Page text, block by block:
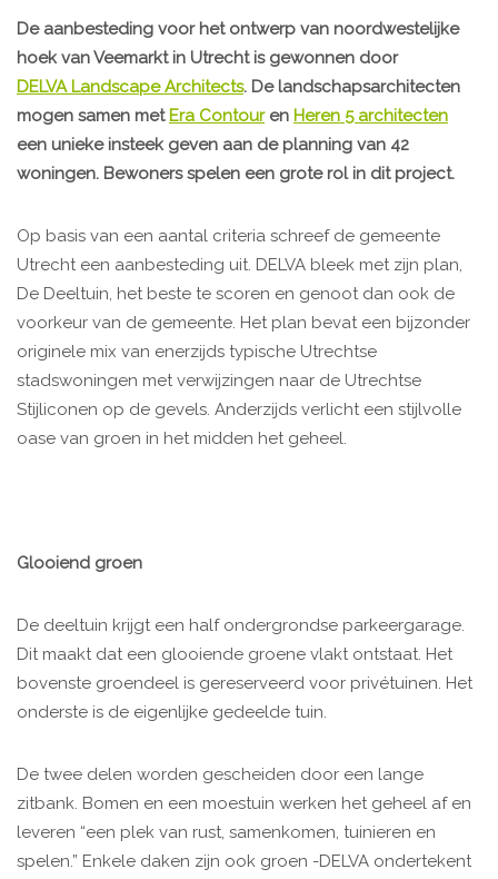
De aanbesteding voor het ontwerp van noordwestelijke
hoek van Veemarkt in Utrecht is gewonnen door
DELVA Landscape Architects. De landschapsarchitecten
mogen samen met Era Contouren Heren 5 architecten
een unieke insteek geven aan de planning van 42
woningen. Bewoners spelen een grote rol in dit project.
Op basis van een aantal criteria schreef de gemeente
Utrecht een aanbesteding uit. DELVA bleek met zijn plan,
De Deeltuin, het beste te scoren en genoot dan ook de
voorkeur van de gemeente. Het plan bevat een bijzonder
originele mix van enerzijds typische Utrechtse
stadswoningen met verwijzingen naar de Utrechtse
Stijliconen op de gevels. Anderzijds verlicht een stijlvolle
oase van groen in het midden het geheel.
Glooiend groen
De deeltuin krijgt een half ondergrondse parkeergarage.
Dit maakt dat een glooiende groene vlakt ontstaat. Het
bovenste groendeel is gereserveerd voor privétuinen. Het
onderste is de eigenlijke gedeelde tuin.
De twee delen worden gescheiden door een lange
zitbank. Bomen en een moestuin werken het geheel af en
leveren “een plek van rust, samenkomen, tuinieren en
spelen.” Enkele daken zijn ook groen -DELVA ondertekent